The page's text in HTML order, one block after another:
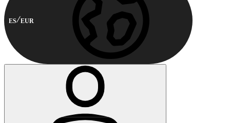
ES EUR